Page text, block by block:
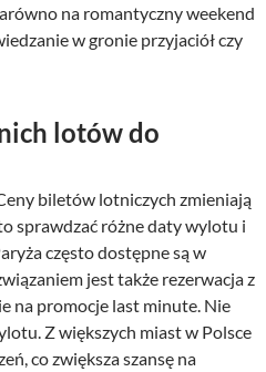
na romantyczny weekend
w gronie przyjaciół czy
lotów do
biletów lotniczych zmieniają
sprawdzać różne daty wylotu i
często dostępne są w
jest także rezerwacja z
na promocje last minute. Nie
Z większych miast w Polsce
co zwiększa szansę na